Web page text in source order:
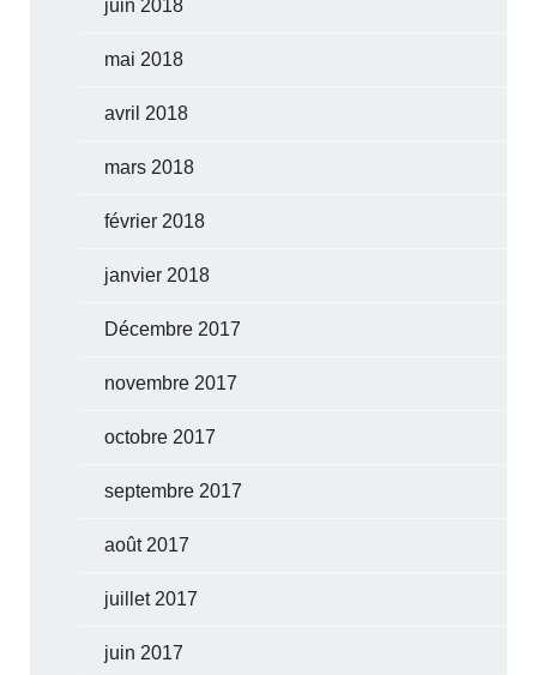
juin 2018
mai 2018
avril 2018
mars 2018
février 2018
janvier 2018
Décembre 2017
novembre 2017
octobre 2017
septembre 2017
août 2017
juillet 2017
juin 2017